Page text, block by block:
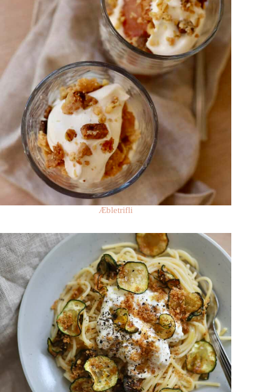
Æbletrifli